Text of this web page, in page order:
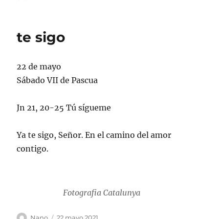
te sigo
22 de mayo
Sábado VII de Pascua
Jn 21, 20-25 Tú sígueme
Ya te sigo, Señor. En el camino del amor
contigo.
Fotografia Catalunya
Autor
Publicado